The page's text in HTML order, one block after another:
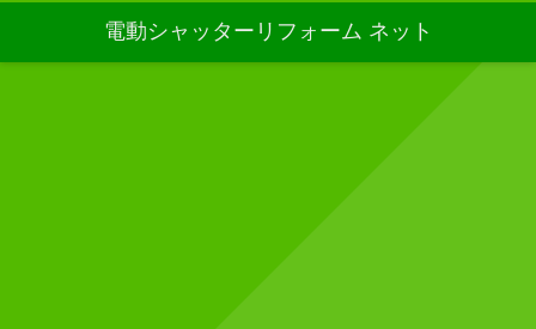
電動シャッターリフォーム ネット